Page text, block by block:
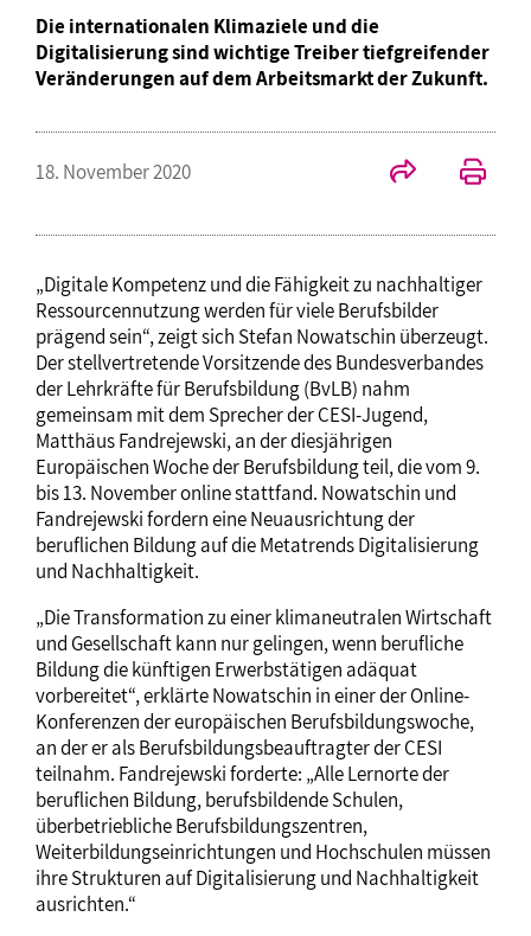
Die internationalen Klimaziele und die
Digitalisierung sind wichtige Treiber tiefgreifender
Veränderungen auf dem Arbeitsmarkt der Zukunft.
18. November 2020
„Digitale Kompetenz und die Fähigkeit zu nachhaltiger
Ressourcennutzung werden für viele Berufsbilder
prägend sein“, zeigt sich Stefan Nowatschin überzeugt.
Der stellvertretende Vorsitzende des Bundesverbandes
der Lehrkräfte für Berufsbildung (BvLB) nahm
gemeinsam mit dem Sprecher der CESI-Jugend,
Matthäus Fandrejewski, an der diesjährigen
Europäischen Woche der Berufsbildung teil, die vom 9.
bis 13. November online stattfand. Nowatschin und
Fandrejewski fordern eine Neuausrichtung der
beruflichen Bildung auf die Metatrends Digitalisierung
und Nachhaltigkeit.
„Die Transformation zu einer klimaneutralen Wirtschaft
und Gesellschaft kann nur gelingen, wenn berufliche
Bildung die künftigen Erwerbstätigen adäquat
vorbereitet“, erklärte Nowatschin in einer der Online-
Konferenzen der europäischen Berufsbildungswoche,
an der er als Berufsbildungsbeauftragter der CESI
teilnahm. Fandrejewski forderte: „Alle Lernorte der
beruflichen Bildung, berufsbildende Schulen,
überbetriebliche Berufsbildungszentren,
Weiterbildungseinrichtungen und Hochschulen müssen
ihre Strukturen auf Digitalisierung und Nachhaltigkeit
ausrichten.“